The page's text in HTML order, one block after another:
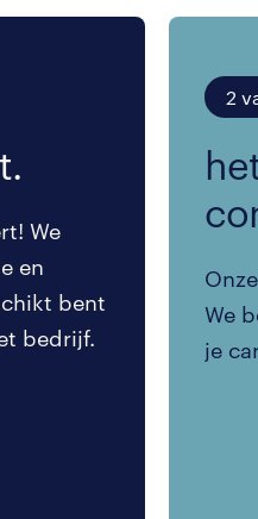
We
en
bent
bedrijf.
2
We
je